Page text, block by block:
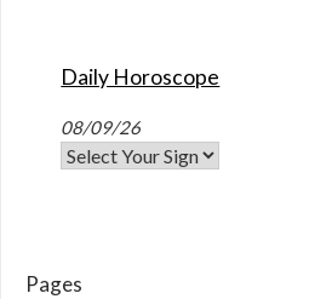
Daily Horoscope
08/09/26
Pages